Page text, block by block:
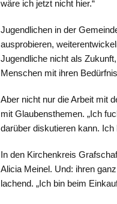
wäre ich jetzt nicht hier.“
Jugendlichen in der
ausprobieren,
Jugendliche nicht als
Menschen mit ihren
Aber nicht nur die Arbeit mit
mit Glaubensthemen. „Ich
darüber diskutieren kann.
In den Kirchenkreis
Alicia Meinel. Und: ihren
lachend. „Ich bin beim